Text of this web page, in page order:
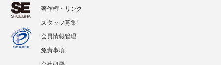
著作権・リンク
スタッフ募集!
会員情報管理
免責事項
会社概要